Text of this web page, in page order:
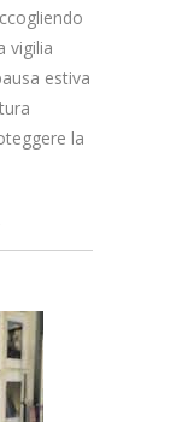
vigilia
estiva
la